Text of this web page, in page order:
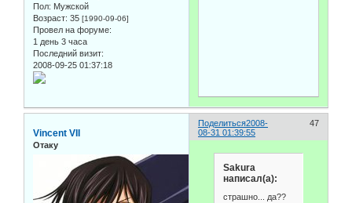
Пол: Мужской
Возраст: 35 [1990-09-06]
Провел на форуме:
1 день 3 часа
Последний визит:
2008-09-25 01:37:18
Поделиться 47
2008-
08-31 01:39:55
Vincent VII
Отаку
Sakura
написал(а):
страшно... да??